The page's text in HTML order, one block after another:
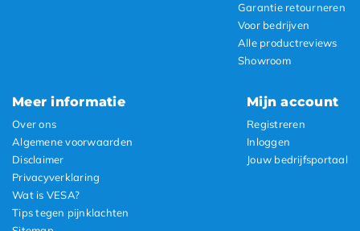
Garantie retourneren
Voor bedrijven
Alle productreviews
Showroom
Meer informatie
Over ons
Algemene voorwaarden
Disclaimer
Privacyverklaring
Wat is VESA?
Tips tegen pijnklachten
Mijn account
Registreren
Inloggen
Jouw bedrijfsportaal